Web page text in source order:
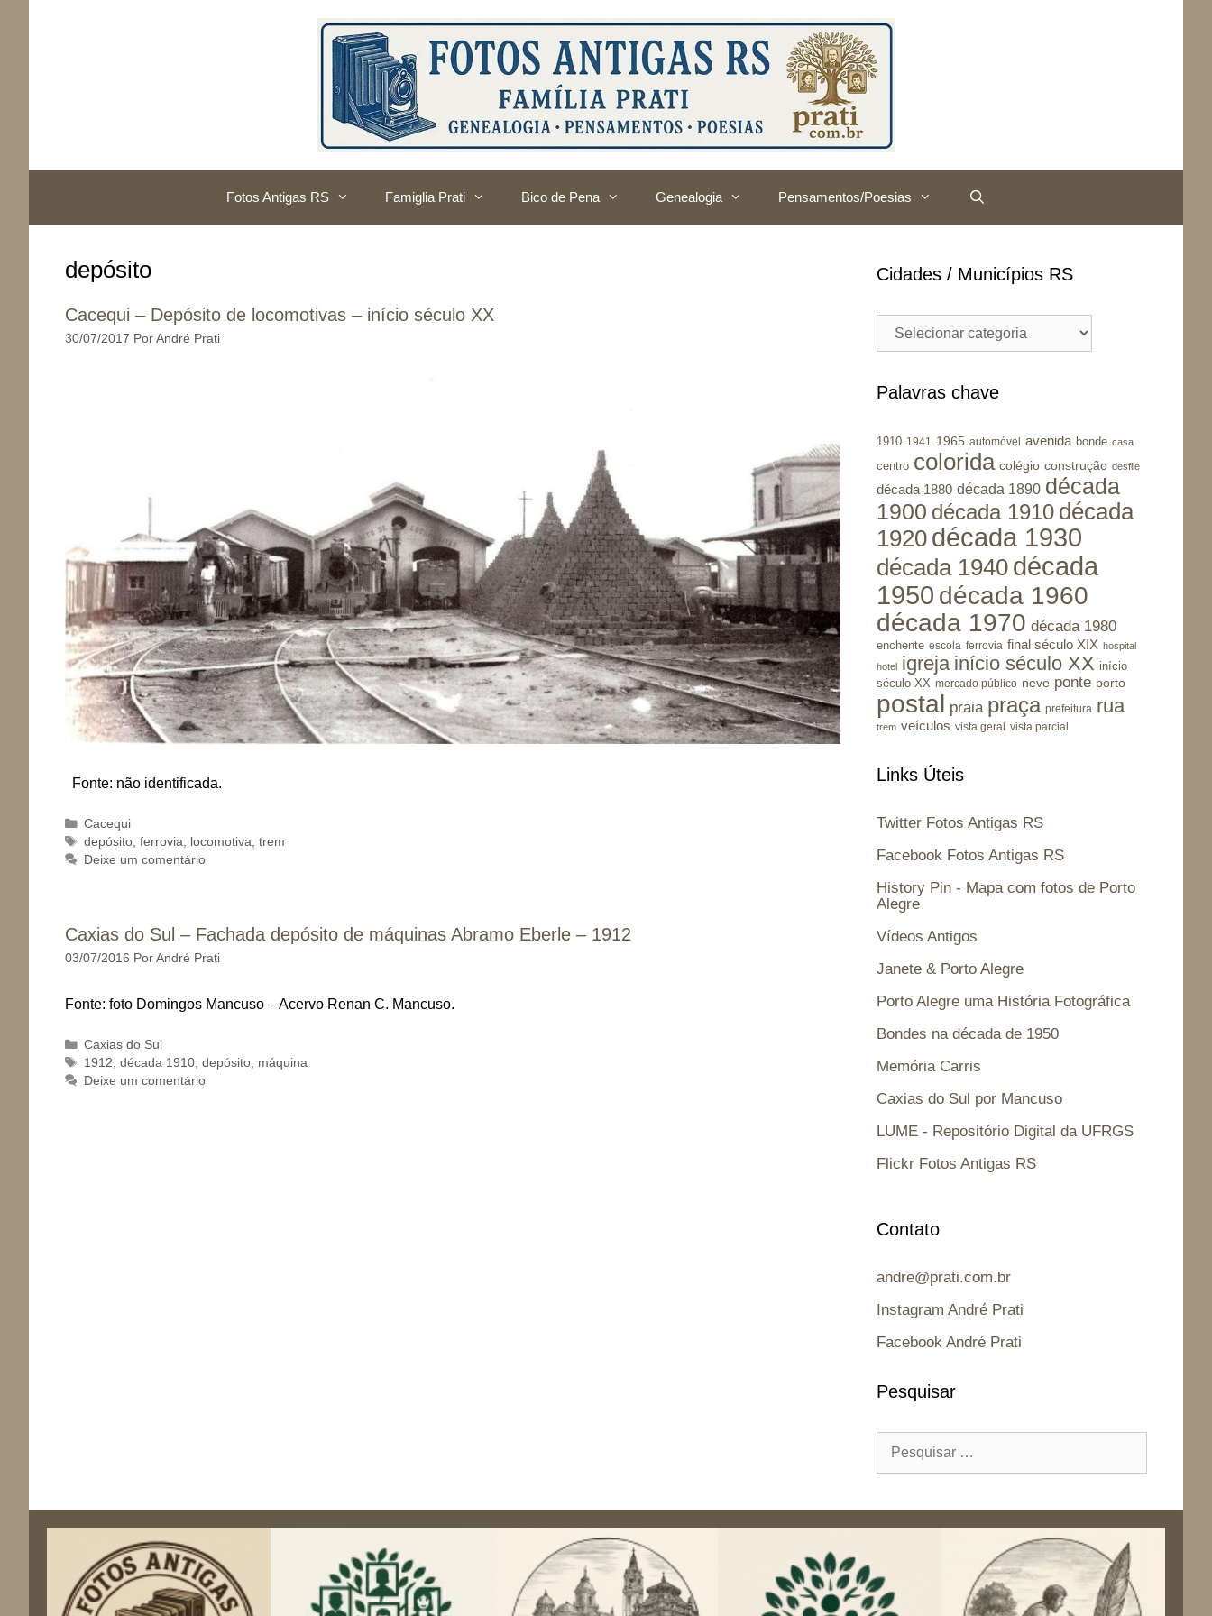
Fotos Antigas RS Famiglia Prati Bico de Pena Genealogia Pensamentos/Poesias
depósito
Cacequi – Depósito de locomotivas – início século XX
30/07/2017 Por André Prati
Fonte: não identificada.
Categorias
Cacequi
Tags
depósito ,ferrovia locomotiva ,trem
Deixe um comentário
Caxias do Sul – Fachada depósito de máquinas Abramo Eberle – 1912
03/07/2016 Por André Prati
Fonte: foto Domingos Mancuso – Acervo Renan C. Mancuso.
Categorias
Caxias do Sul
Tags
1912 ,década 1910 ,depósito máquina
Deixe um comentário
Cidades / Municípios RS
Municípios
Palavras chave
1910 1941 1965 automóvel avenida bonde casa
centro colorida colégio construção desfile
década 1880 década 1890 década
1900 década 1910 década
1920 década 1930
década 1940 década
1950 década 1960
década 1970 década 1980
enchente escola ferrovia final século XIX hospital
hotel
igreja início século XX início
século XX mercado público neve ponte porto
postal praia praça prefeitura rua
trem veículos vista geral vista parcial
Links Úteis
Twitter Fotos Antigas RS
Facebook Fotos Antigas RS
History Pin - Mapa com fotos de Porto
Alegre
Vídeos Antigos
Janete & Porto Alegre
Porto Alegre uma História Fotográfica
Bondes na década de 1950
Memória Carris
Caxias do Sul por Mancuso
LUME - Repositório Digital da UFRGS
Flickr Fotos Antigas RS
Contato
andre@prati.com.br
Instagram André Prati
Facebook André Prati
Pesquisar
por: